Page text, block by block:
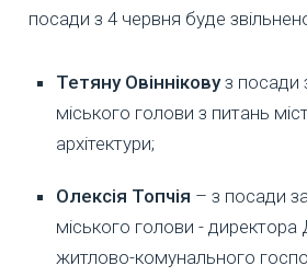
посади з 4 червня буде
Тетяну Овінніковуз посади
міського голови з питань
архітектури;
Олексія Топчія – з посади
міського голови -
житлово-комунального